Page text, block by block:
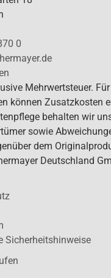
0
Mehrwertsteuer.
können Zusatzkosten
behalten wir
sowie
dem
Deutschland
Sicherheitshinweise